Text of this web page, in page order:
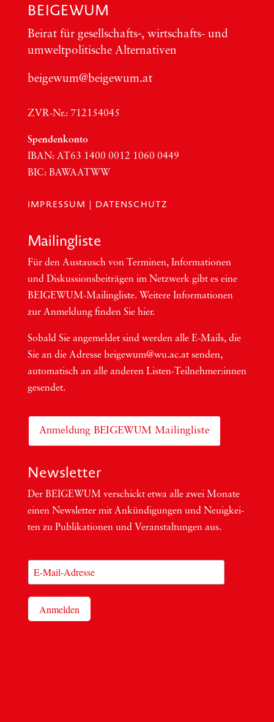
BEIGEWUM
Bei­rat für gesellschafts‑, wirt­schafts- und
umwelt­po­li­ti­sche Alter­na­ti­ven
beigewum@beigewum.at
ZVR-Nr.: 712154045
Spen­den­kon­to
IBAN: AT63 1400 0012 1060 0449
BIC: BAWAATWW
IMPRESSUM | DATENSCHUTZ
Mai­ling­lis­te
Für den Aus­tausch von Ter­mi­nen, Infor­ma­tio­nen
und Dis­kus­si­ons­bei­trä­gen im Netzwerk gibt es eine
BEI­GEWUM-Mai­ling­lis­te. Wei­te­re Infor­ma­tio­nen
zur Anmel­dung fin­den Sie hier.
Sobald Sie ange­mel­det sind wer­den alle E-Mails, die
Sie an die Adres­se beigewum@wu.ac.at sen­den,
auto­ma­tisch an alle ande­ren Lis­ten-Teil­neh­me­r:in­nen
gesendet.
Anmeldung BEIGEWUM Mailingliste
Newsletter
Der BEIGEWUM ver­schickt etwa alle zwei Mona­te
einen News­let­ter mit Ankün­di­gun­gen und Neu­ig­kei­
ten zu Publi­ka­tio­nen und Ver­an­stal­tun­gen aus.